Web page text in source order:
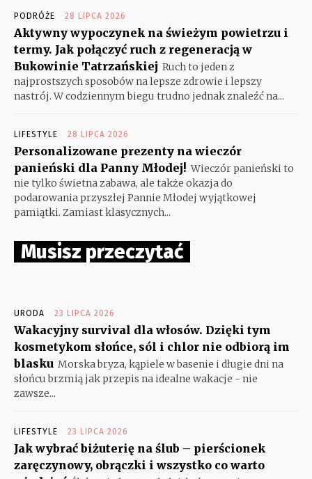
PODRÓŻE 28 LIPCA 2026
Aktywny wypoczynek na świeżym powietrzu i
termy. Jak połączyć ruch z regeneracją w
Bukowinie Tatrzańskiej Ruch to jeden z
najprostszych sposobów na lepsze zdrowie i lepszy
nastrój. W codziennym biegu trudno jednak znaleźć na...
LIFESTYLE 28 LIPCA 2026
Personalizowane prezenty na wieczór
panieński dla Panny Młodej! Wieczór panieński to
nie tylko świetna zabawa, ale także okazja do
podarowania przyszłej Pannie Młodej wyjątkowej
pamiątki. Zamiast klasycznych...
Musisz przeczytać
URODA 23 LIPCA 2026
Wakacyjny survival dla włosów. Dzięki tym
kosmetykom słońce, sól i chlor nie odbiorą im
blasku Morska bryza, kąpiele w basenie i długie dni na
słońcu brzmią jak przepis na idealne wakacje - nie
zawsze...
LIFESTYLE 23 LIPCA 2026
Jak wybrać biżuterię na ślub – pierścionek
zaręczynowy, obrączki i wszystko co warto